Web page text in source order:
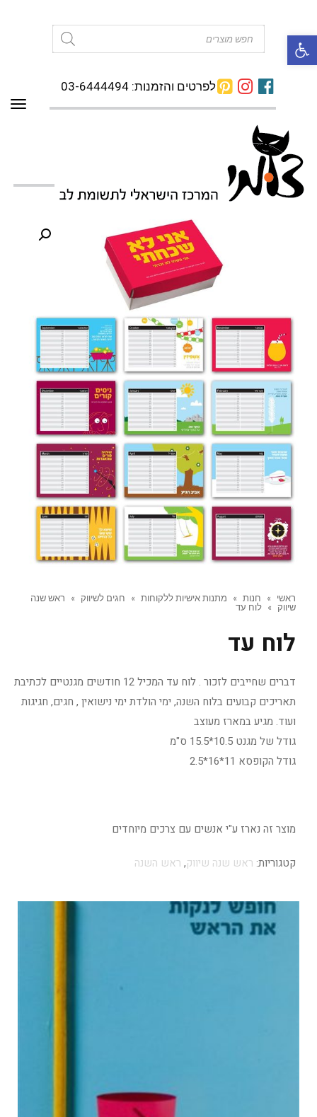
פתח סרגל נגישות
לפרטים והזמנות: 03-6444494
ראשי » חנות » מתנות אישיות ללקוחות » חגים לשיווק »
ראש שנה
שיווק » לוח עד
לוח עד
דברים שחייבים לזכור . לוח עד המכיל 12 חודשים מגנטיים לכתיבת
תאריכים קבועים בלוח השנה, ימי הולדת ימי נישואין , חגים, חגיגות
ועוד. מגיע במארז מעוצב
גודל של מגנט 10.5*15.5 ס"מ
גודל הקופסא 11*16*2.5
מוצר זה נארז ע"י אנשים עם צרכים מיוחדים
קטגוריות: ראש שנה שיווק, ראש השנה